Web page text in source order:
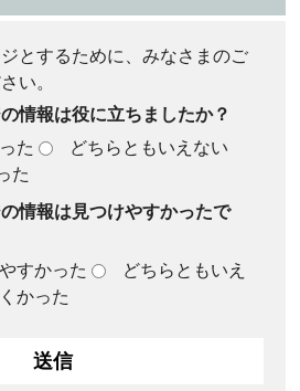
とするために、みなさまのご
い。
情報は役に立ちましたか？
た
どちらともいえない
た
情報は見つけやすかったで
すかった
どちらともいえ
かった